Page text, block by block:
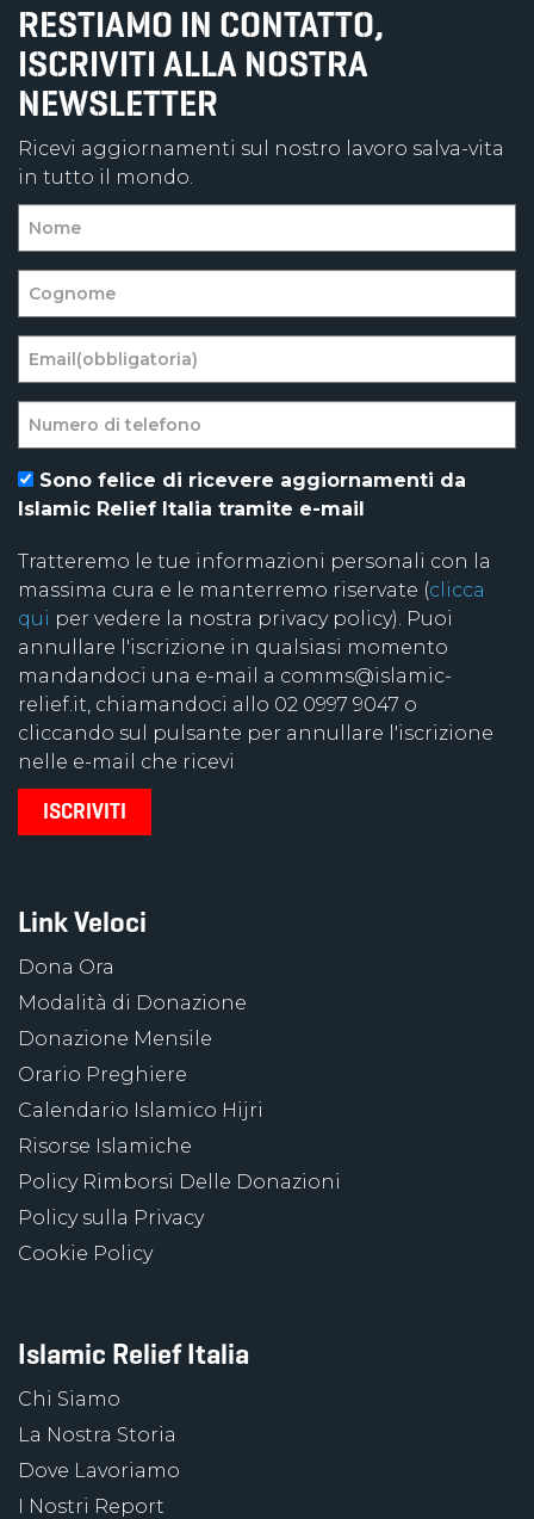
RESTIAMO IN CONTATTO,
ISCRIVITI ALLA NOSTRA
NEWSLETTER
Ricevi aggiornamenti sul nostro lavoro salva-vita
in tutto il mondo.
Sono felice di ricevere aggiornamenti da
Islamic Relief Italia tramite e-mail
Tratteremo le tue informazioni personali con la
massima cura e le manterremo riservate (clicca
qui per vedere la nostra privacy policy). Puoi
annullare l'iscrizione in qualsiasi momento
mandandoci una e-mail a comms@islamic-
relief.it, chiamandoci allo 02 0997 9047 o
cliccando sul pulsante per annullare l'iscrizione
nelle e-mail che ricevi
Link Veloci
Dona Ora
Modalità di Donazione
Donazione Mensile
Orario Preghiere
Calendario Islamico Hijri
Risorse Islamiche
Policy Rimborsi Delle Donazioni
Policy sulla Privacy
Cookie Policy
Islamic Relief Italia
Chi Siamo
La Nostra Storia
Dove Lavoriamo
I Nostri Report